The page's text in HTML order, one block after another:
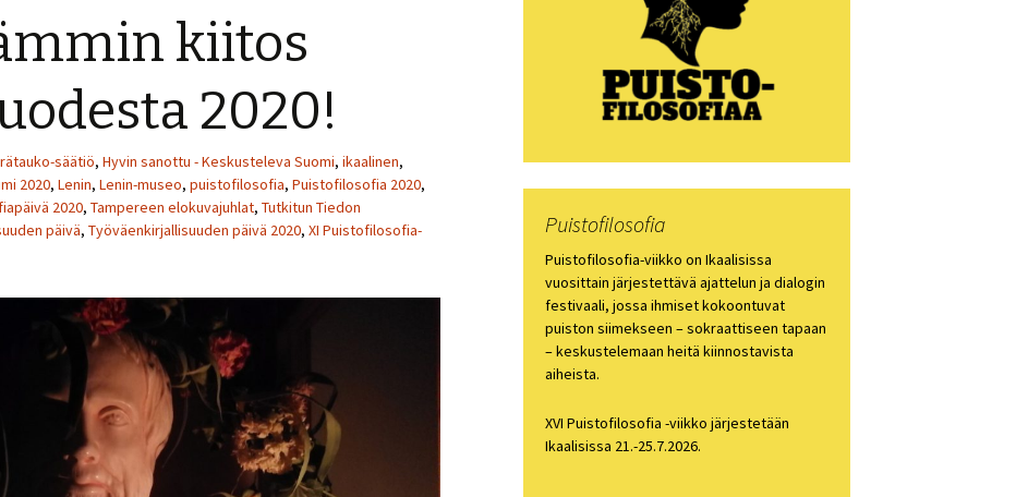
Puistofilosofia 2019
Puistofilosofia 2018
Puistofilosofia 2016
Puistofilosofia 2015
Puistofilosofia 2014
Artikkelien arkisto
kiitos
2020!
säätiö, Hyvin sanottu - Keskusteleva Suomi, ikaalinen,
2020, Lenin, Lenin-museo, puistofilosofia, Puistofilosofia 2020,
2020, Tampereen elokuvajuhlat, Tutkitun Tiedon
päivä, Työväenkirjallisuuden päivä 2020, XI Puistofilosofia-
Puistofilosofia
Puistofilosofia-viikko on Ikaalisissa
vuosittain järjestettävä ajattelun ja dialogin
festivaali, jossa ihmiset kokoontuvat
puiston siimekseen – sokraattiseen tapaan
– keskustelemaan heitä kiinnostavista
aiheista.
XVI Puistofilosofia -viikko järjestetään
Ikaalisissa 21.-25.7.2026.